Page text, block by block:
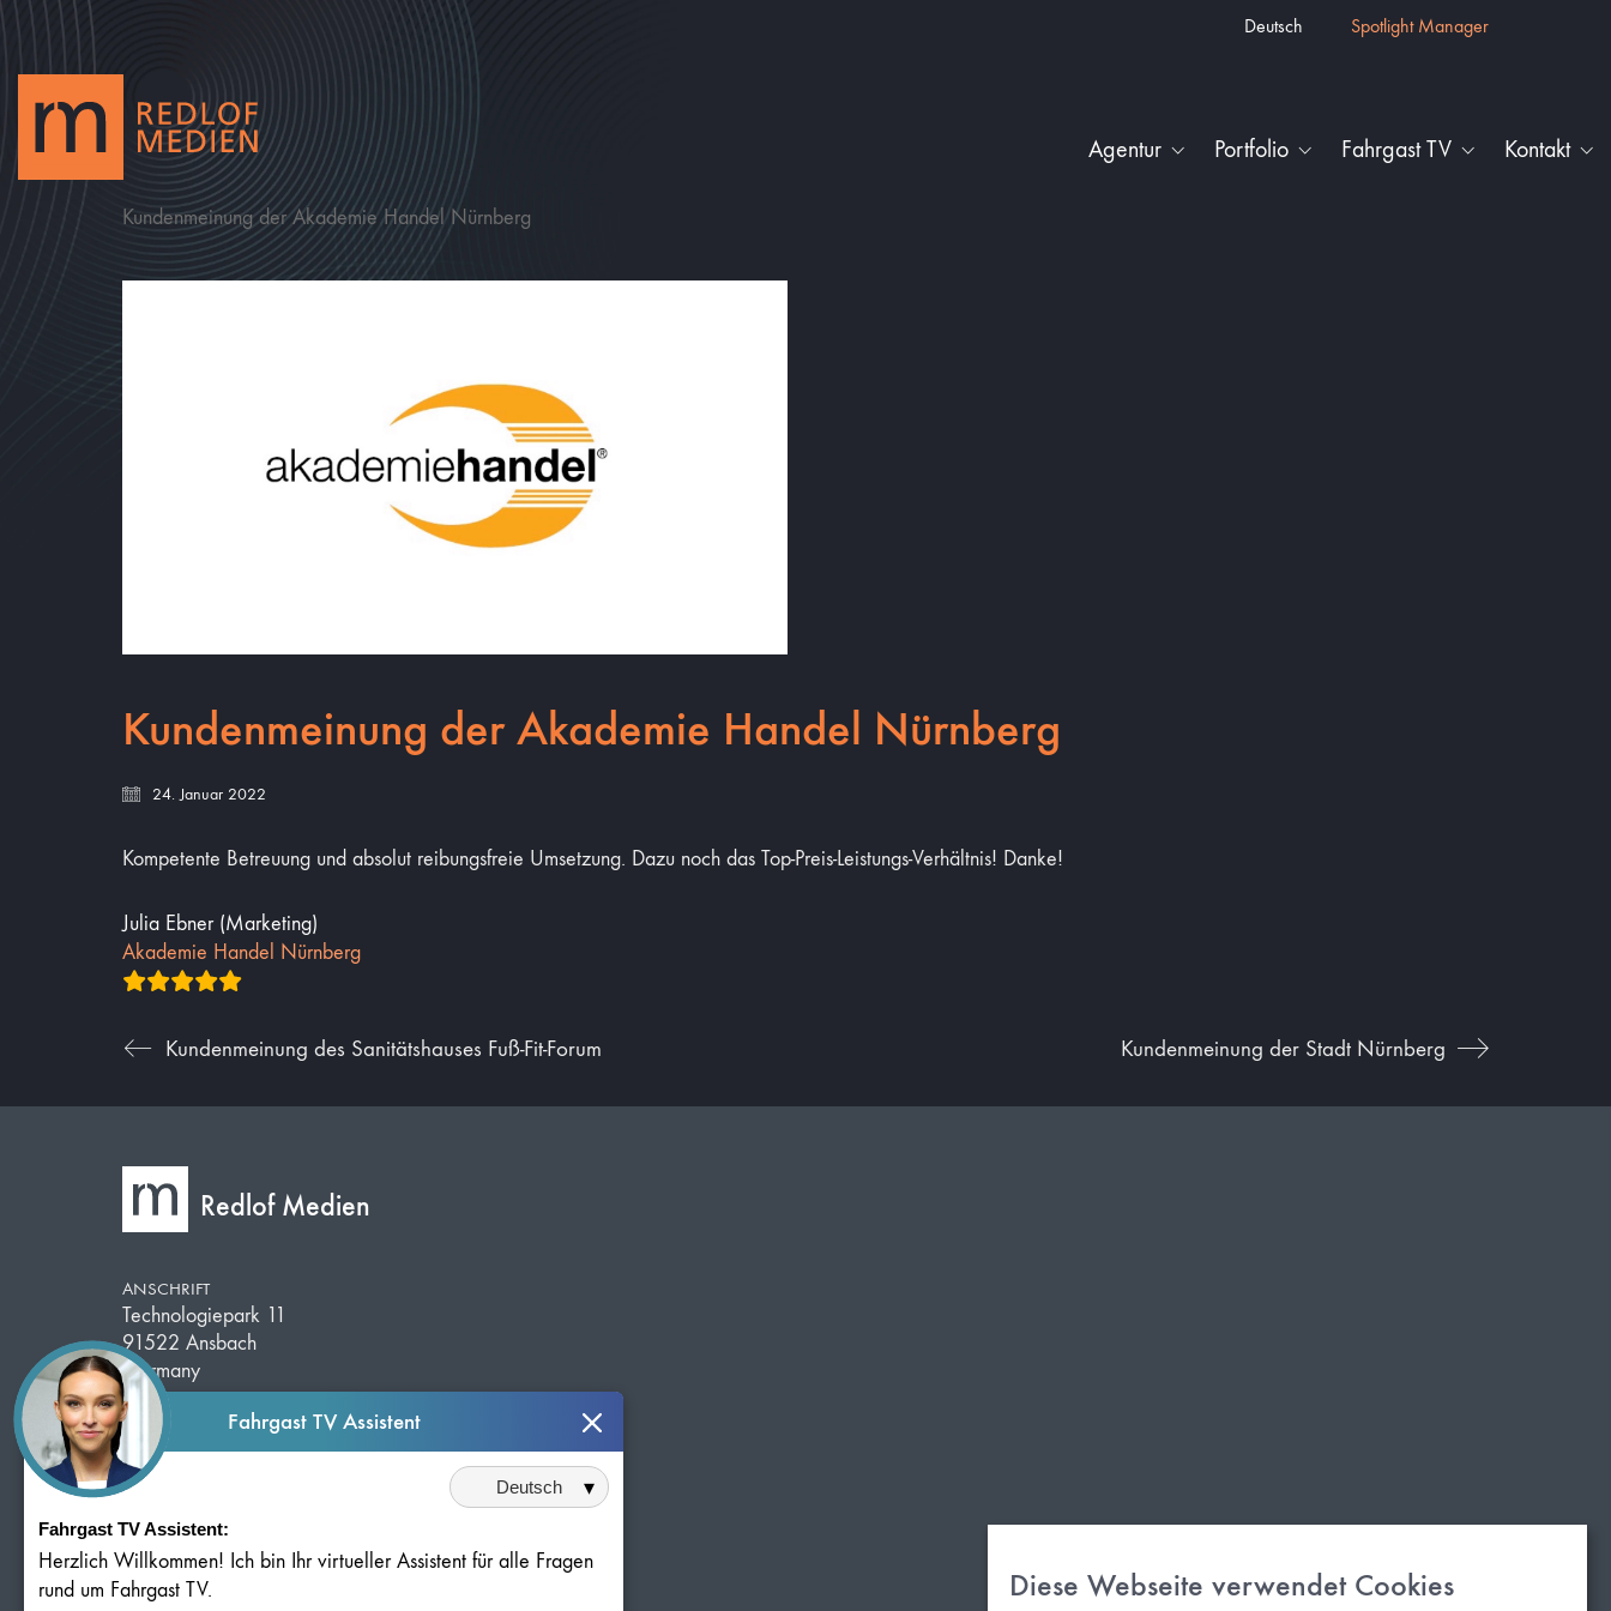
Deutsch Spotlight Manager
Agentur Portfolio Fahrgast TV Kontakt
Kundenmeinung der Akademie Handel Nürnberg
Kundenmeinung der Akademie Handel Nürnberg
24. Januar 2022
Kompetente Betreuung und absolut reibungsfreie Umsetzung. Dazu noch das Top-Preis-Leistungs-Verhältnis! Danke!
Julia Ebner (Marketing)
Akademie Handel Nürnberg
Kundenmeinung des Sanitätshauses Fuß-Fit-Forum Kundenmeinung der Stadt Nürnberg
Redlof Medien
ANSCHRIFT
Technologiepark 11
91522 Ansbach
Germany
TELEFON
E-MAIL
info@redlof-medien.de
Fahrgast TV Assistent
Sprache auswählen
Fahrgast TV Assistent:
Herzlich Willkommen! Ich bin Ihr virtueller Assistent für alle Fragen
rund um Fahrgast TV.
Diese Webseite verwendet Cookies